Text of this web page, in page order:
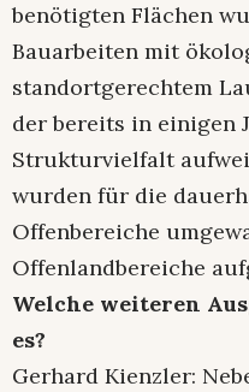
benötigten Flächen
Bauarbeiten mit
standortgerechtem
der bereits in einigen
Strukturvielfalt
wurden für die
Offenbereiche
Offenlandbereiche
Welche weiteren
es?
Gerhard Kienzler: